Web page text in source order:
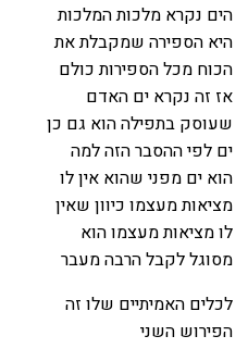
הים נקרא מלכות המלכות
היא הספירה שמקבלת את
הכוח מכל הספירות כולם
אז זה נקרא ים האדם
שעוסק בתפילה הוא גם כן
ים לפי ההסבר הזה למה
הוא ים מפני שהוא אין לו
מציאות מעצמו כיוון שאין
לו מציאות מעצמו הוא
מסוגל לקבל הרבה מעבר
לכלים האמיתיים שלו זה
הפירוש השני